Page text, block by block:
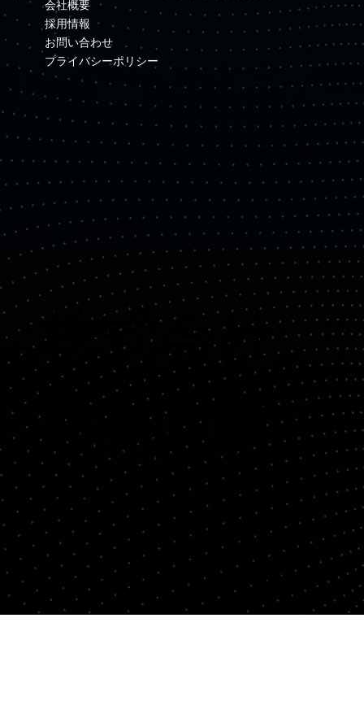
​株式会社
Quemix
Copyright© Quemix Inc. All rights reserved.
会社概要
採用情報
お問い合わせ
プライバシーポリシー